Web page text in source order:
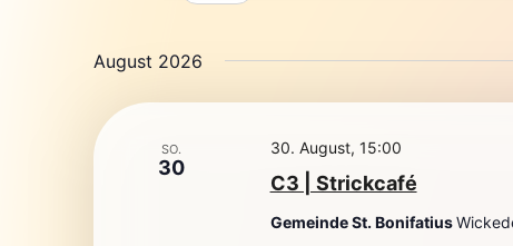
August 2026
SO.
30
C3 | Strickcafé
30. August, 15:00
Gemeinde St. Bonifatius